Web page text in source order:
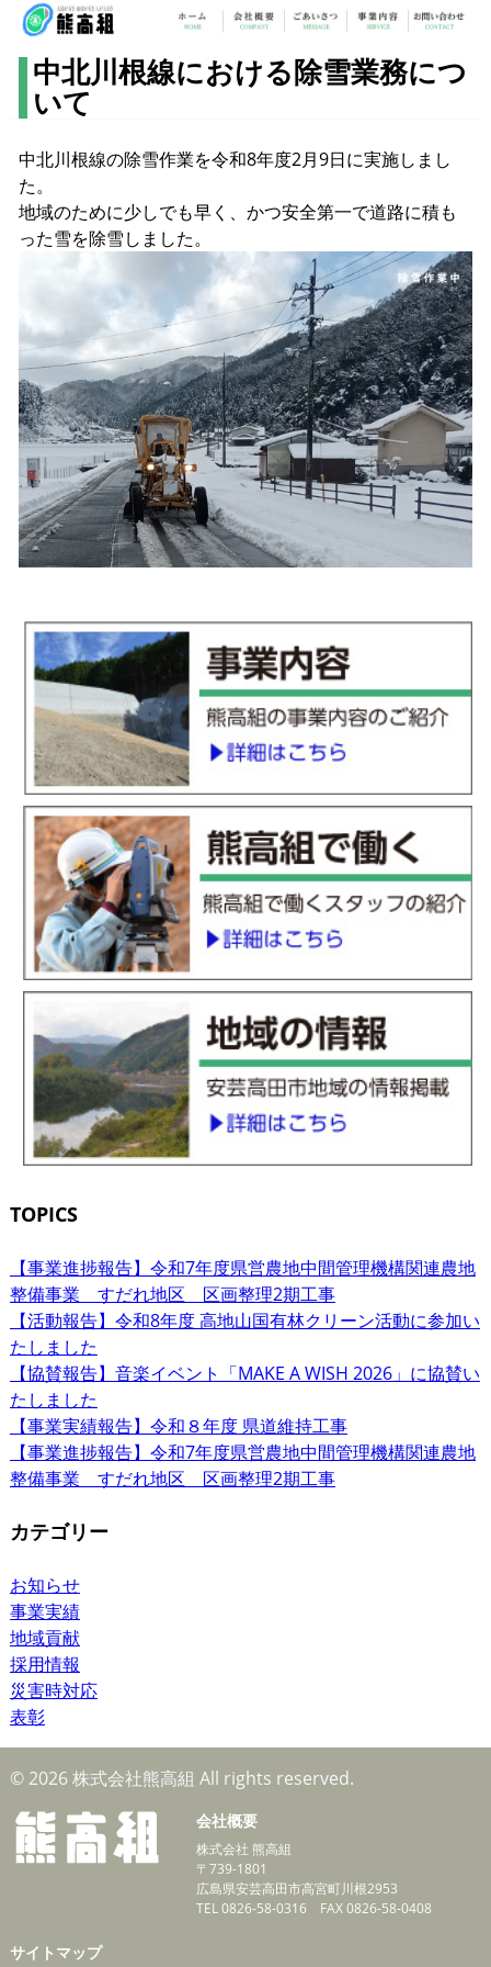
中北川根線における除雪業務につ
いて
中北川根線の除雪作業を令和8年度2月9日に実施しまし
た。
地域のために少しでも早く、かつ安全第一で道路に積も
った雪を除雪しました。
TOPICS
【事業進捗報告】令和7年度県営農地中間管理機構関連農地
整備事業 すだれ地区 区画整理2期工事
【活動報告】令和8年度 高地山国有林クリーン活動に参加い
たしました
【協賛報告】音楽イベント「MAKE A WISH 2026」に協賛い
たしました
【事業実績報告】令和８年度 県道維持工事
【事業進捗報告】令和7年度県営農地中間管理機構関連農地
整備事業 すだれ地区 区画整理2期工事
カテゴリー
お知らせ
事業実績
地域貢献
採用情報
災害時対応
表彰
© 2026 株式会社熊高組 All rights reserved.
会社概要
株式会社 熊高組
〒739-1801
広島県安芸高田市高宮町川根2953
TEL 0826-58-0316 FAX 0826-58-0408
サイトマップ